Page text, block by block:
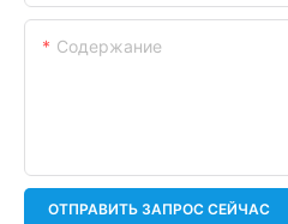
Содержание
ОТПРАВИТЬ ЗАПРОС СЕЙЧАС